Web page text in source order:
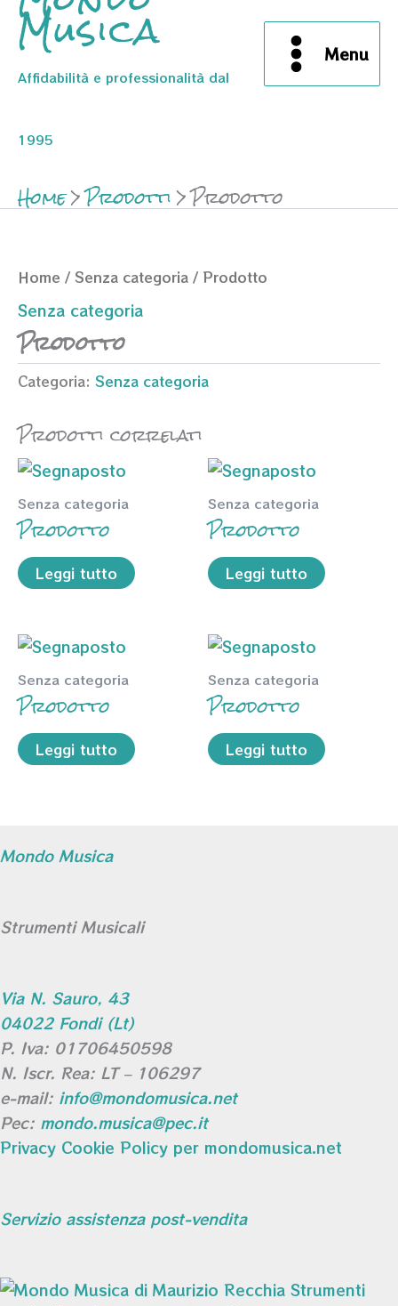
Musica
Affidabilità e professionalità dal
1995
Menu
Home Prodotti Prodotto
Home / Senza categoria / Prodotto
Senza categoria
Prodotto
Categoria: Senza categoria
Prodotti correlati
Senza categoria
Prodotto
Leggi tutto
Senza categoria
Prodotto
Leggi tutto
Senza categoria
Prodotto
Leggi tutto
Senza categoria
Prodotto
Leggi tutto
Mondo Musica
Strumenti Musicali
Via N. Sauro, 43
04022 Fondi (Lt)
P. Iva: 01706450598
N. Iscr. Rea: LT – 106297
e-mail: info@mondomusica.net
Pec: mondo.musica@pec.it
Privacy Cookie Policy per mondomusica.net
Servizio assistenza post-vendita